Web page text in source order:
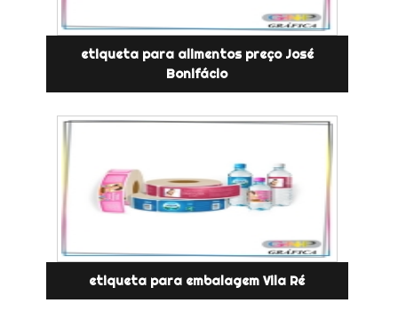
etiqueta para alimentos preço José
Bonifácio
etiqueta para embalagem Vila Ré